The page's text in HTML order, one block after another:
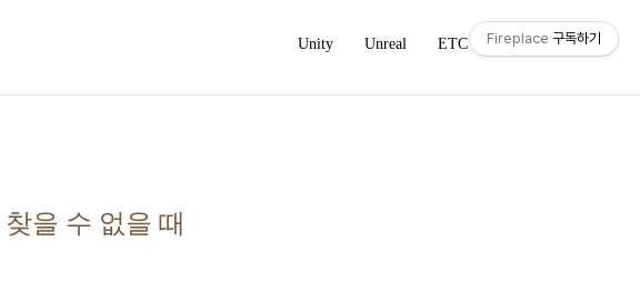
Unity Unreal ETC Studies
을 수 없을 때
Fireplace 구독하기